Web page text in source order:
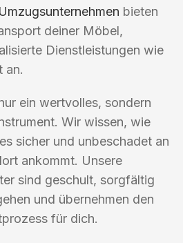
Umzugsunternehmen bieten
deiner Möbel,
Dienstleistungen wie
an.
ein wertvolles, sondern
Wir wissen, wie
sicher und unbeschadet an
ankommt. Unsere
sind geschult, sorgfältig
und übernehmen den
für dich.